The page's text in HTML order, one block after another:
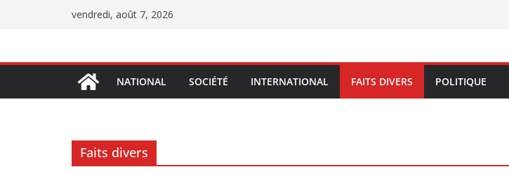
vendredi, août 7, 2026
NATIONAL SOCIÉTÉ INTERNATIONAL FAITS DIVERS POLITIQUE
Faits divers